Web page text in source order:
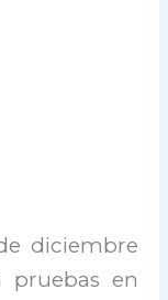
diciembre
pruebas en